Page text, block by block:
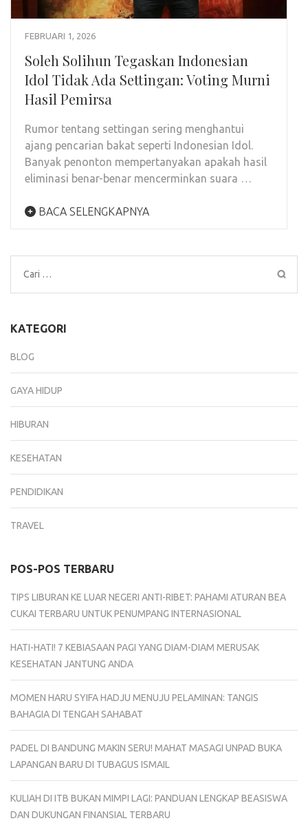
FEBRUARI 1, 2026
Soleh Solihun Tegaskan Indonesian
Idol Tidak Ada Settingan: Voting Murni
Hasil Pemirsa
Rumor tentang settingan sering menghantui
ajang pencarian bakat seperti Indonesian Idol.
Banyak penonton mempertanyakan apakah hasil
eliminasi benar-benar mencerminkan suara …
BACA SELENGKAPNYA
Cari
untuk:
KATEGORI
BLOG
GAYA HIDUP
HIBURAN
KESEHATAN
PENDIDIKAN
TRAVEL
POS-POS TERBARU
TIPS LIBURAN KE LUAR NEGERI ANTI-RIBET: PAHAMI ATURAN BEA
CUKAI TERBARU UNTUK PENUMPANG INTERNASIONAL
HATI-HATI! 7 KEBIASAAN PAGI YANG DIAM-DIAM MERUSAK
KESEHATAN JANTUNG ANDA
MOMEN HARU SYIFA HADJU MENUJU PELAMINAN: TANGIS
BAHAGIA DI TENGAH SAHABAT
PADEL DI BANDUNG MAKIN SERU! MAHAT MASAGI UNPAD BUKA
LAPANGAN BARU DI TUBAGUS ISMAIL
KULIAH DI ITB BUKAN MIMPI LAGI: PANDUAN LENGKAP BEASISWA
DAN DUKUNGAN FINANSIAL TERBARU